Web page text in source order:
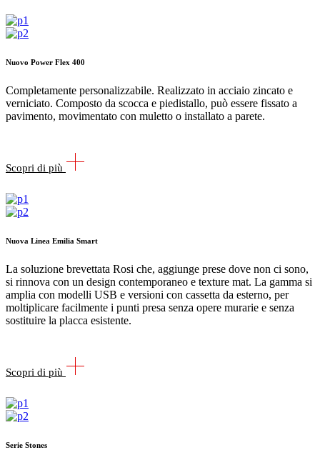
Nuovo Power Flex 400
Completamente personalizzabile. Realizzato in acciaio zincato e
verniciato. Composto da scocca e piedistallo, può essere fissato a
pavimento, movimentato con muletto o installato a parete.
Scopri di più
Nuova Linea Emilia Smart
La soluzione brevettata Rosi che, aggiunge prese dove non ci sono,
si rinnova con un design contemporaneo e texture mat. La gamma si
amplia con modelli USB e versioni con cassetta da esterno, per
moltiplicare facilmente i punti presa senza opere murarie e senza
sostituire la placca esistente.
Scopri di più
Serie Stones